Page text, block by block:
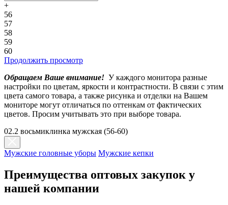
+
56
57
58
59
60
Продолжить просмотр
Обращаем Ваше внимание! У каждого монитора разные
настройки по цветам, яркости и контрастности. В связи с этим
цвета самого товара, а также рисунка и отделки на Вашем
мониторе могут отличаться по оттенкам от фактических
цветов. Просим учитывать это при выборе товара.
02.2 восьмиклинка мужская (56-60)
Мужские головные уборы Мужские кепки
Преимущества оптовых закупок у
нашей компании